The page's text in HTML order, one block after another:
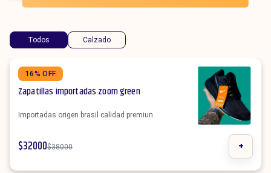
Todos Calzado
16% OFF
Zapatillas importadas zoom green
Importadas origen brasil calidad premiun
$32000$38000 +